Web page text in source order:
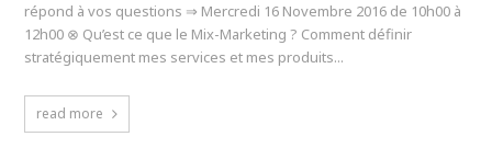
répond à vos questions ⇒ Mercredi 16 Novembre 2016 de 10h00 à
12h00 ⊗ Qu’est ce que le Mix-Marketing ? Comment définir
stratégiquement mes services et mes produits...
read more